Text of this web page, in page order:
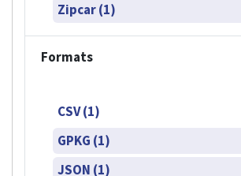
Zipcar (1)
Formats
CSV (1)
GPKG (1)
JSON (1)